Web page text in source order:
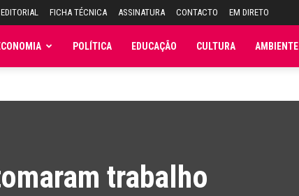
FICHA TÉCNICA ASSINATURA CONTACTO EM DIRETO
POLÍTICA EDUCAÇÃO CULTURA AMBIENTE
trabalho